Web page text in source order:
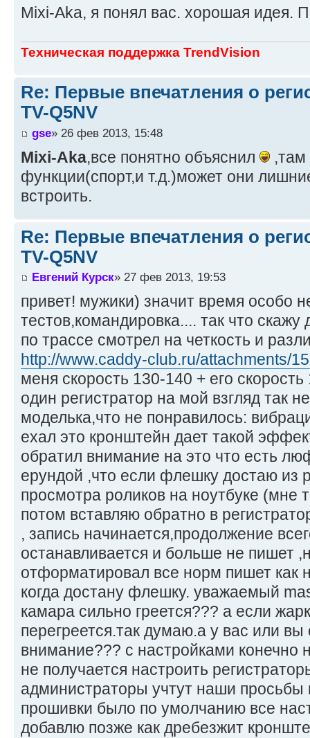
Mixi-Aka, я понял вас. хорошая идея.
Техническая поддержка TrendVision
Re: Первые впечатления о
TV-Q5NV
gse» 26 фев 2013, 15:48
Mixi-Aka,все понятно объяснил
,там
функции(спорт,и т.д.)может они
встроить.
Re: Первые впечатления о
TV-Q5NV
Евгений Курск» 27 фев 2013, 19:53
привет! мужики) значит время особо
тестов,командировка.... так что
по трассе смотрел на четкость и
http://www.caddy-club.ru/attachments/
меня скорость 130-140 + его
один регистратор на мой взгляд так
моделька,что не понравилось:
ехал это кронштейн дает такой
обратил внимание на это что есть
ерундой ,что если флешку достаю из
просмотра роликов на ноутбуке (мне
потом вставляю обратно в
, запись начинается,продолжение
останавливается и больше не пишет
отформатировал все норм пишет как
когда достану флешку. уважаемый
камара сильно греется??? а если
перегреется.так думаю.а у вас или
внимание??? с настройками конечно
не получается настроить
администраторы учтут наши просьбы
прошивки было по умолчанию все
добавлю позже как дребезжит